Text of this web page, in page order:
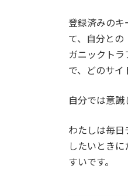
登録済みのキ
て、自分と
ガニックト
で、どのサイ
自分では意識
わたしは毎
したいとき
すいです。